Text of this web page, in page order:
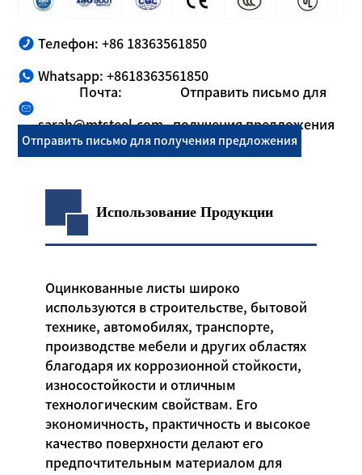
Телефон: +86 18363561850
Whatsapp: +8618363561850
Почта:
sarah@mtsteel.com
Отправить письмо для
получения предложения
Отправить письмо для получения предложения
Использование Продукции
Оцинкованные листы широко
используются в строительстве, бытовой
технике, автомобилях, транспорте,
производстве мебели и других областях
благодаря их коррозионной стойкости,
износостойкости и отличным
технологическим свойствам. Его
экономичность, практичность и высокое
качество поверхности делают его
предпочтительным материалом для